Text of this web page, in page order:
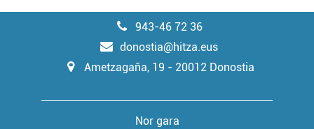
943-46 72 36
donostia@hitza.eus
Ametzagaña, 19 - 20012 Donostia
Nor gara